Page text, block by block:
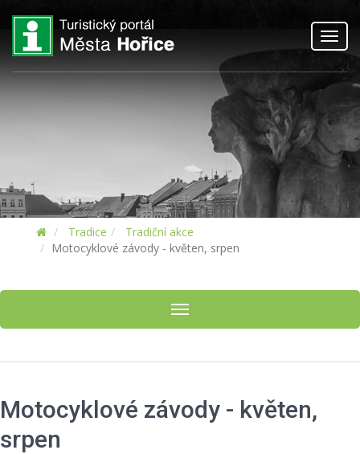
Tradice
Tradiční akce
Motocyklové závody - květen, srpen
Toggle navigation
Motocyklové závody - květen,
srpen